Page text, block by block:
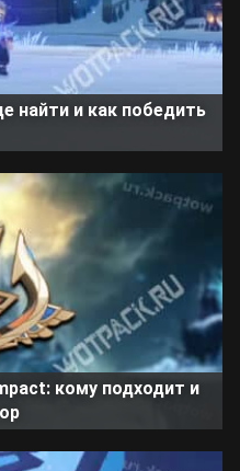
найти и как победить
кому подходит и